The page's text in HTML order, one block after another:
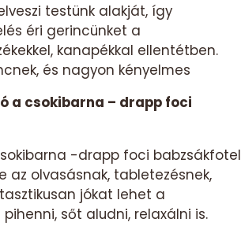
testünk alakját, így
éri gerincünket a
kanapékkal ellentétben.
és nagyon kényelmes
a csokibarna – drapp foci
Csokibarna -drapp foci babzsákfotel
az olvasásnak, tabletezésnek,
jókat lehet a
sőt aludni, relaxálni is.